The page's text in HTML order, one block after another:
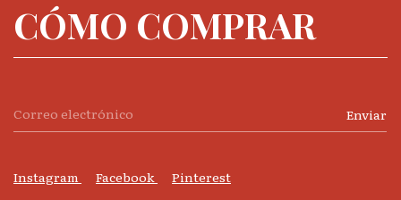
CÓMO COMPRAR
Instagram Facebook Pinterest